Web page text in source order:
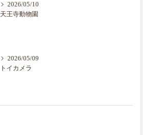
2026/05/10
天王寺動物園
2026/05/09
トイカメラ